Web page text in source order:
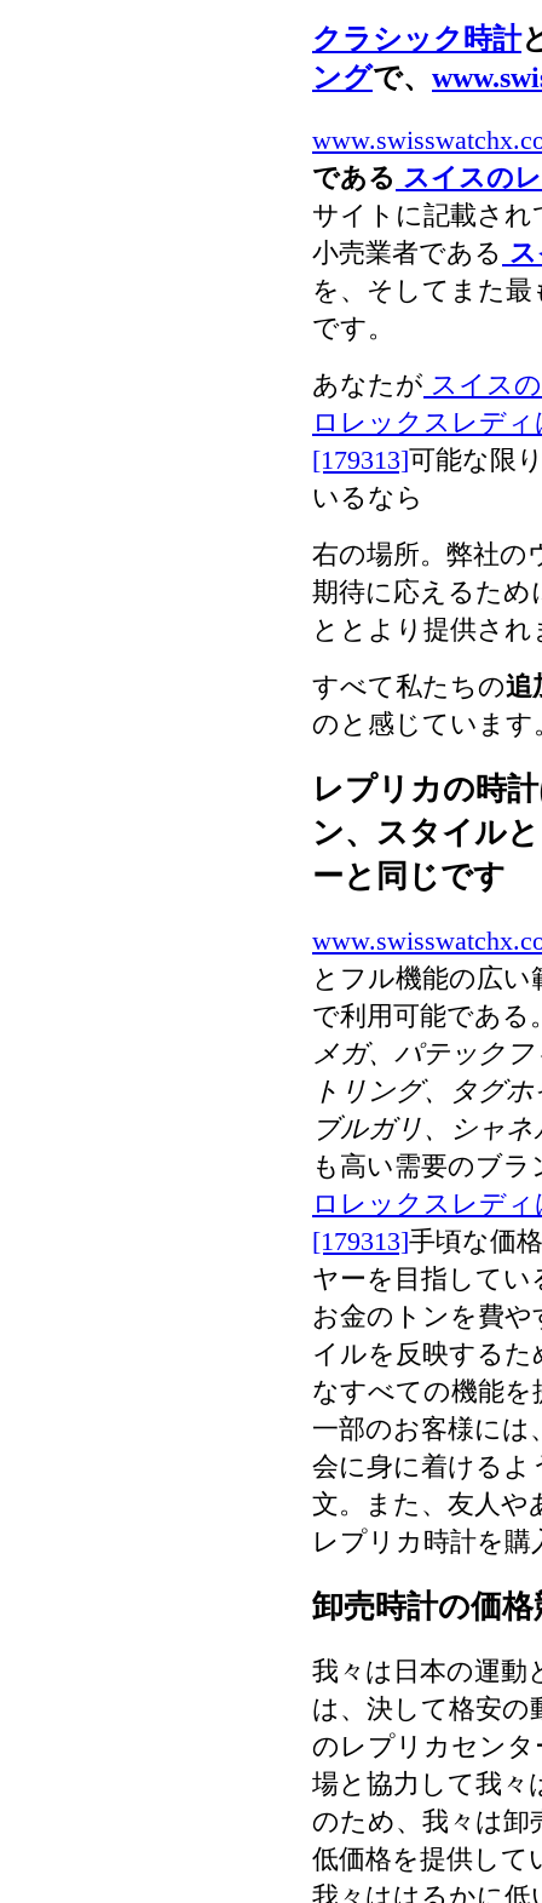
クラシック時計
ングで、
である スイスの
サイトに記載さ
小売業者である
を、そしてまた
です。
あなたが スイス
ロレックスレデ
[179313]可能な限
いるなら
右の場所。弊社
期待に応えるため
ととより提供され
すべて私たちの追
のと感じています
レプリカの時
ン、スタイル
ーと同じです
とフル機能の広
で利用可能である
メガ、パテック
トリング、タグ
ブルガリ、シャ
も高い需要のブ
ロレックスレデ
[179313]手頃な価
ヤーを目指して
お金のトンを費
イルを反映する
なすべての機能
一部のお客様には
会に身に着ける
文。また、友人や
レプリカ時計を
卸売時計の価
我々は日本の運動
は、決して格安の
のレプリカセン
場と協力して我々
のため、我々は卸
低価格を提供して
我々ははるかに低